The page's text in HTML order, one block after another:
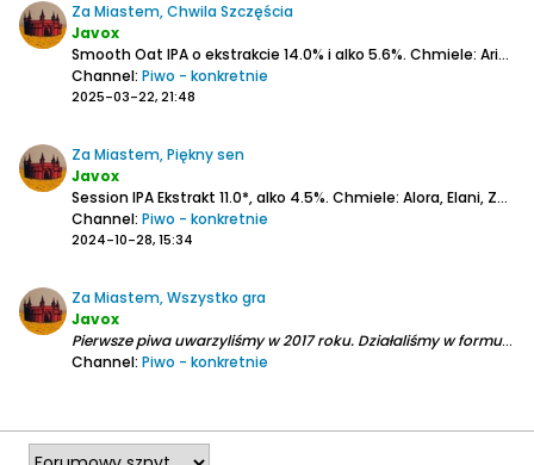
Za Miastem, Chwila Szczęścia
Javox
Smooth Oat IPA o ekstrakcie 14.0% i alko 5.6%. Chmiele: Ariana, Callista, Mandarina Bavaria.
Channel: Piwo - konkretnie
2025-03-22, 21:48
Za Miastem, Piękny sen
Javox
Session IPAEkstrakt 11.0*, alko 4.5%. Chmiele: Alora, Elani, Zula.
Channel: Piwo - konkretnie
2024-10-28, 15:34
Za Miastem, Wszystko gra
Javox
Pierwsze piwa uwarzyliśmy w 2017 roku. Działaliśmy w formule kontraktowej: piwa warzyliśmy według naszych receptur w zaprzyjaźnionych browarach.
Channel: Piwo - konkretnie